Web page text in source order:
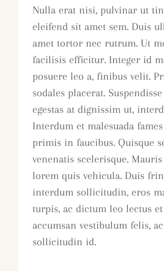
Nulla erat nisi, pulvinar ut
eleifend sit amet sem. Duis
amet tortor nec rutrum. Ut
facilisis efficitur. Integer id
posuere leo a, finibus velit.
sodales placerat.
egestas at dignissim ut,
Interdum et malesuada
primis in faucibus. Quisque
venenatis scelerisque.
lorem quis vehicula. Duis
interdum sollicitudin, eros
turpis, ac dictum leo lectus et
accumsan vestibulum felis,
sollicitudin id.